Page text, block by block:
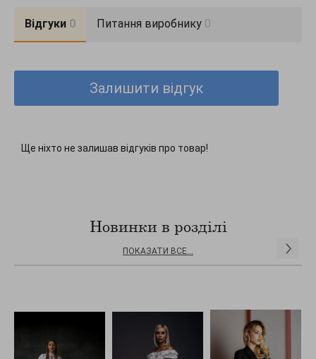
Довжина сукні 85 см
Відгуки 0 Питання виробнику 0
Залишити відгук
Ще ніхто не залишав відгуків про товар!
Новинки в розділі
ПОКАЗАТИ ВСЕ...